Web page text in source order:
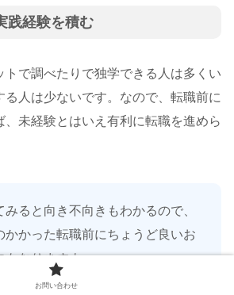
践経験を積む
トで調べたりで独学できる人は多くい
る人は少ないです。なので、転職前に
、未経験とはいえ有利に転職を進めら
みると向き不向きもわかるので、
かかった転職前にちょうど良いお
もなりますよ
お問い合わせ